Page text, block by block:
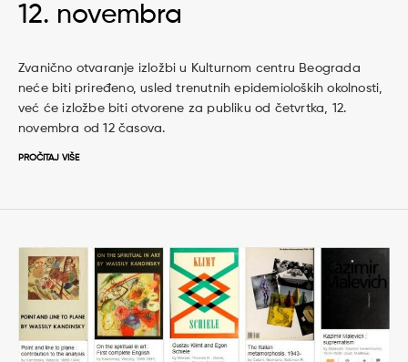
12. novembra
Zvanično otvaranje izložbi u Kulturnom centru Beograda
neće biti priređeno, usled trenutnih epidemioloških okolnosti,
već će izložbe biti otvorene za publiku od četvrtka, 12.
novembra od 12 časova.
PROČITAJ VIŠE